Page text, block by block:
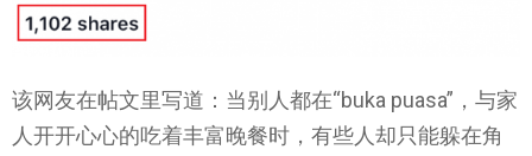
该网友在帖文里写道：当别人都在“buka puasa”，与家
人开开心心的吃着丰富晚餐时，有些人却只能躲在角